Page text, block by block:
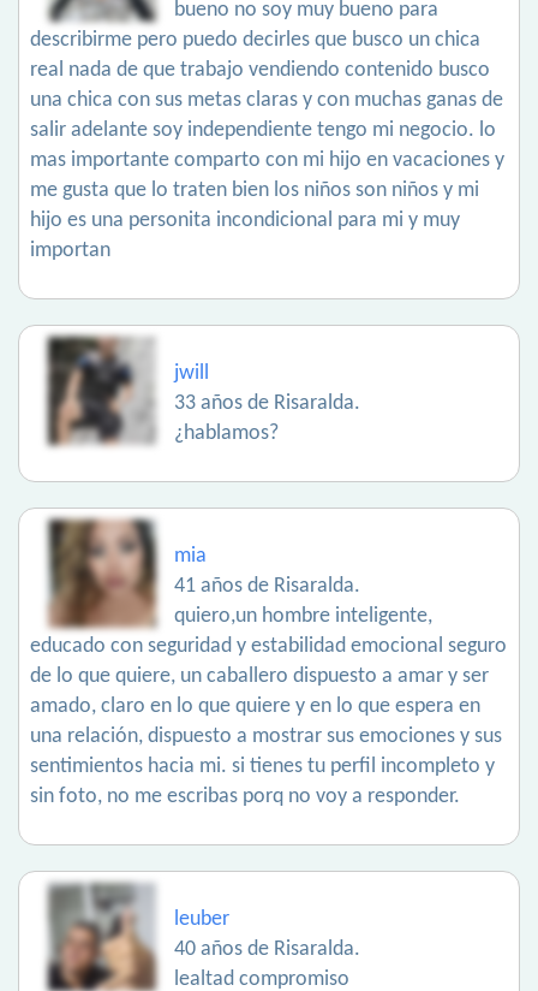
bueno no soy muy bueno para
describirme pero puedo decirles que busco un chica
real nada de que trabajo vendiendo contenido busco
una chica con sus metas claras y con muchas ganas de
salir adelante soy independiente tengo mi negocio. lo
mas importante comparto con mi hijo en vacaciones y
me gusta que lo traten bien los niños son niños y mi
hijo es una personita incondicional para mi y muy
importan
jwill
33 años de Risaralda.
¿hablamos?
mia
41 años de Risaralda.
quiero,un hombre inteligente,
educado con seguridad y estabilidad emocional seguro
de lo que quiere, un caballero dispuesto a amar y ser
amado, claro en lo que quiere y en lo que espera en
una relación, dispuesto a mostrar sus emociones y sus
sentimientos hacia mi. si tienes tu perfil incompleto y
sin foto, no me escribas porq no voy a responder.
leuber
40 años de Risaralda.
lealtad compromiso